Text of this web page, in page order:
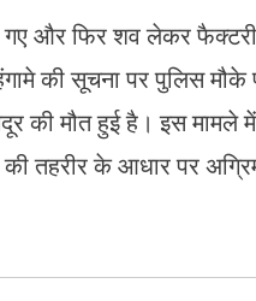
और फिर शव लेकर फैक्टरी
की सूचना पर पुलिस मौके
की मौत हुई है। इस मामले
तहरीर के आधार पर